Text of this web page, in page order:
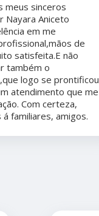
meus sinceros
Nayara Aniceto
em me
de
satisfeita.E não
também o
logo se prontificou
atendimento que me
Com certeza,
familiares, amigos.